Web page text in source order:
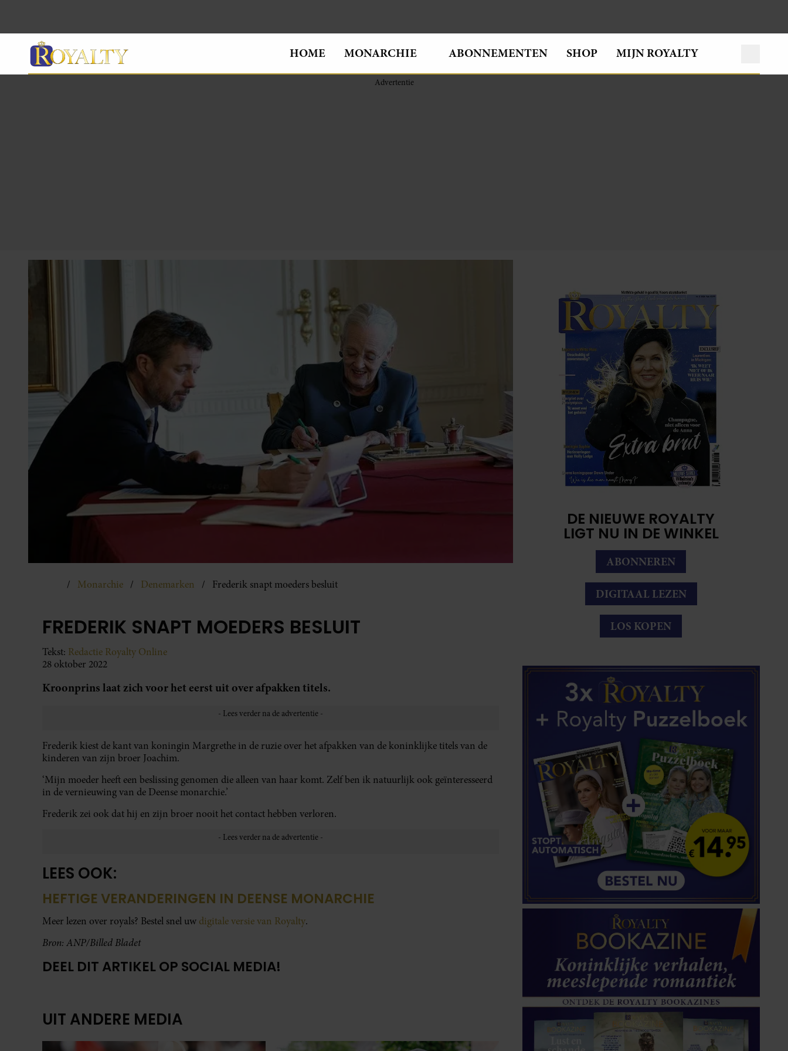
HOME MONARCHIE ABONNEMENTEN SHOP MIJN ROYALTY
Monarchie Denemarken Frederik snapt moeders besluit
FREDERIK SNAPT MOEDERS BESLUIT
Tekst: Redactie Royalty Online
28 oktober 2022
Kroonprins laat zich voor het eerst uit over afpakken titels.
Frederik kiest de kant van koningin Margrethe in de ruzie over het afpakken van de koninklijke titels van de
kinderen van zijn broer Joachim.
‘Mijn moeder heeft een beslissing genomen die alleen van haar komt. Zelf ben ik natuurlijk ook geïnteresseerd
in de vernieuwing van de Deense monarchie.’
Frederik zei ook dat hij en zijn broer nooit het contact hebben verloren.
LEES OOK:
HEFTIGE VERANDERINGEN IN DEENSE MONARCHIE
Meer lezen over royals? Bestel snel uw digitale versie van Royalty.
Bron: ANP/Billed Bladet
DEEL DIT ARTIKEL OP SOCIAL MEDIA!
UIT ANDERE MEDIA
DE NIEUWE ROYALTY
LIGT NU IN DE WINKEL
ABONNEREN
DIGITAAL LEZEN
LOS KOPEN